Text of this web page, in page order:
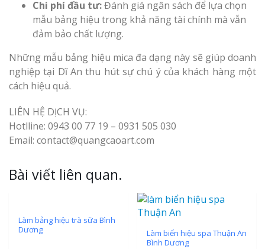
Chi phí đầu tư:Đánh giá ngân sách để lựa chọn
mẫu bảng hiệu trong khả năng tài chính mà vẫn
đảm bảo chất lượng.
Những mẫu bảng hiệu mica đa dạng này sẽ giúp doanh
nghiệp tại Dĩ An thu hút sự chú ý của khách hàng một
cách hiệu quả.
LIÊN HỆ DỊCH VỤ:
Hotlline: 0943 00 77 19 – 0931 505 030
Email: contact@quangcaoart.com
Bài viết liên quan.
Làm bảng hiệu trà sữa Bình
Dương
Làm biển hiệu spa Thuận An
Bình Dương